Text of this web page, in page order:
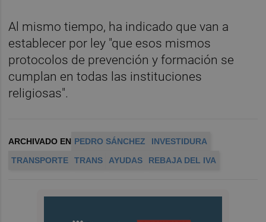
Al mismo tiempo, ha indicado que van a
establecer por ley "que esos mismos
protocolos de prevención y formación se
cumplan en todas las instituciones
religiosas".
ARCHIVADO EN PEDRO SÁNCHEZ
INVESTIDURA
TRANSPORTE
TRANS AYUDAS REBAJA DEL IVA